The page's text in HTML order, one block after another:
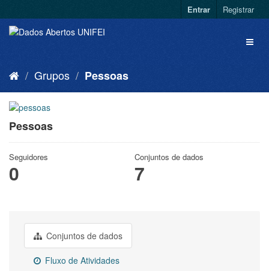
Entrar Registrar
Grupos Pessoas
Pessoas
Seguidores
0
Conjuntos de dados
7
Conjuntos de dados
Fluxo de Atividades